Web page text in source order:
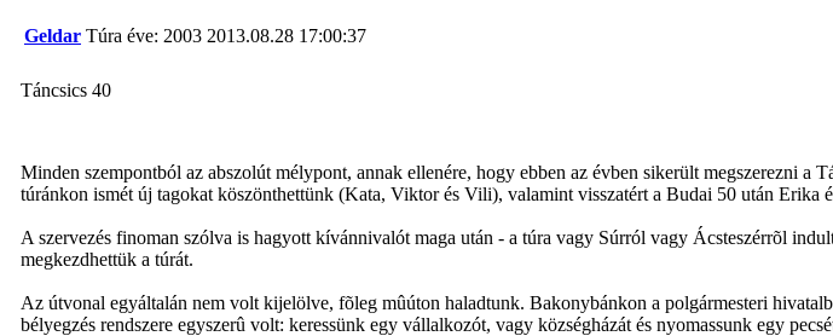
Geldar Túra éve: 2003 2013.08.28 17:00:37
Táncsics 40
Minden szempontból az abszolút mélypont, annak ellenére, hogy ebben az évben sikerült megszerezni
túránkon ismét új tagokat köszönthettünk (Kata, Viktor és Vili), valamint visszatért a Budai 50 után Erika
A szervezés finoman szólva is hagyott kívánnivalót maga után - a túra vagy Súrról vagy Ácsteszérrõl
megkezdhettük a túrát.
Az útvonal egyáltalán nem volt kijelölve, fõleg mûúton haladtunk. Bakonybánkon a polgármesteri
bélyegzés rendszere egyszerû volt: keressünk egy vállalkozót, vagy községházát és nyomassunk egy